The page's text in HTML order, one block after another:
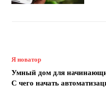
Я новатор
Умный дом для
С чего начать